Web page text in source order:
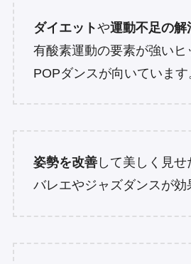
ダイエットや運動不足の解
有酸素運動の要素が強い
POPダンスが向いています
姿勢を改善して美しく見せ
バレエやジャズダンスが効